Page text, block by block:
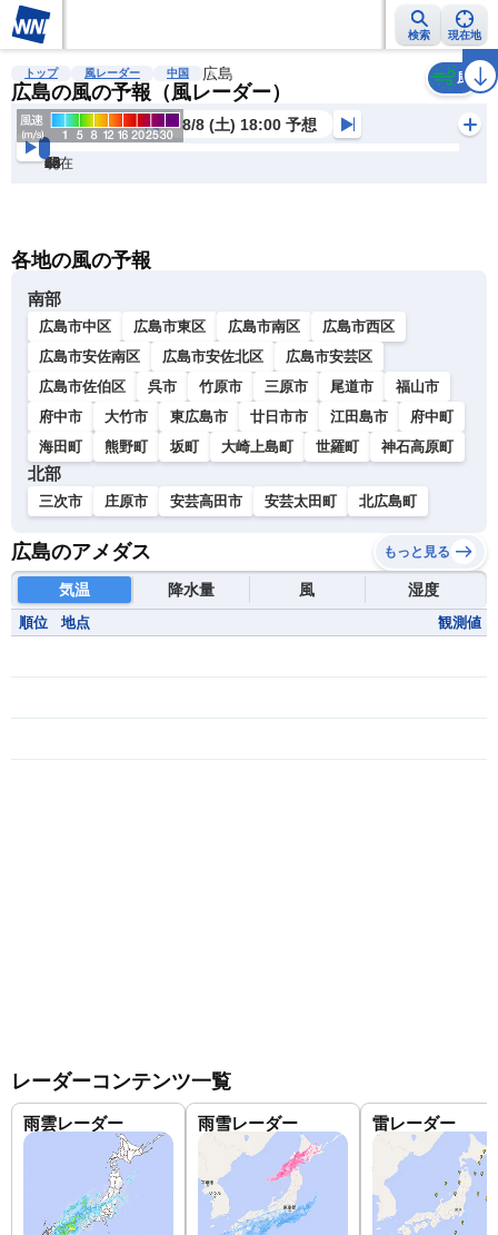
検索 現在地
雨雲レーダー 台風情報 地震情報 2週間天気 ラ
トップ 風レーダー 中国 広島
広島の風の予報（風レーダー）
風
8/8 (土) 18:00 予想
現在
6h
12
24
36
48
60
72
各地の風の予報
南部
広島市中区 広島市東区 広島市南区
広島市西区
広島市安佐南区
広島市安佐北区
広島市安芸区
広島市佐伯区
呉市 竹原市 三原市 尾道市
福山市
府中市
大竹市 東広島市 廿日市市 江田島市
府中町
海田町
熊野町 坂町 大崎上島町 世羅町 神石高原町
北部
三次市 庄原市 安芸高田市 安芸太田町 北広島町
広島のアメダス もっと見る
気温 降水量 風 湿度
順位 地点 観測値
レーダーコンテンツ一覧
雨雲レーダー 雨雪レーダー 雷レーダー